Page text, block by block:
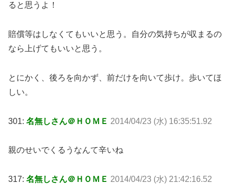
ると思うよ！
賠償等はしなくてもいいと思う。自分の気持ちが収まるの
なら上げてもいいと思う。
とにかく、後ろを向かず、前だけを向いて歩け。歩いてほ
しい。
301: 名無しさん＠ＨＯＭＥ 2014/04/23 (水) 16:35:51.92
親のせいでくるうなんて辛いね
317: 名無しさん＠ＨＯＭＥ 2014/04/23 (水) 21:42:16.52